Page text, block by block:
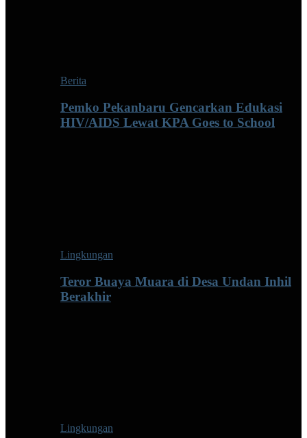
Berita
Pemko Pekanbaru Gencarkan Edukasi
HIV/AIDS Lewat KPA Goes to School
Lingkungan
Teror Buaya Muara di Desa Undan Inhil
Berakhir
Lingkungan